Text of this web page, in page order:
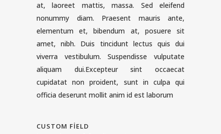
at, laoreet mattis, massa. Sed eleifend
nonummy diam. Praesent mauris ante,
elementum et, bibendum at, posuere sit
amet, nibh. Duis tincidunt lectus quis dui
viverra vestibulum. Suspendisse vulputate
aliquam dui.Excepteur sint occaecat
cupidatat non proident, sunt in culpa qui
officia deserunt mollit anim id est laborum
CUSTOM FIELD